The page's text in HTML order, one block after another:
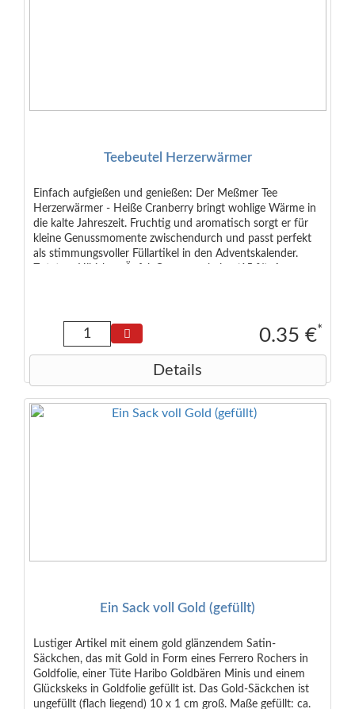
Teebeutel Herzerwärmer
Einfach aufgießen und genießen: Der Meßmer Tee
Herzerwärmer - Heiße Cranberry bringt wohlige Wärme in
die kalte Jahreszeit. Fruchtig und aromatisch sorgt er für
kleine Genussmomente zwischendurch und passt perfekt
als stimmungsvoller Füllartikel in den Adventskalender.
0.35 €*
Details
Ein Sack voll Gold (gefüllt)
Lustiger Artikel mit einem gold glänzendem Satin-
Säckchen, das mit Gold in Form eines Ferrero Rochers in
Goldfolie, einer Tüte Haribo Goldbären Minis und einem
Glückskeks in Goldfolie gefüllt ist. Das Gold-Säckchen ist
ungefüllt (flach liegend) 10 x 1 cm groß. Maße gefüllt: ca.